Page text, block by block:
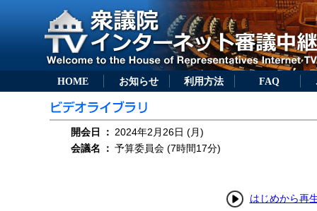
HOME お知らせ 利用方法 FAQ
開会日 ： 2024年2月26日 (月)
会議名
： 予算委員会 (7時間17分)
はじめから再